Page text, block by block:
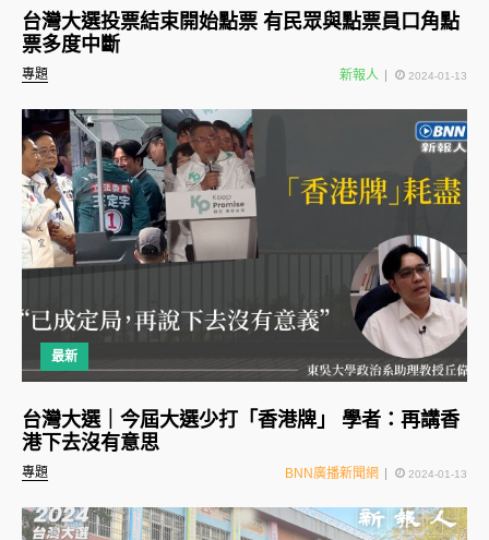
專題
台灣大選投票結束開始點票 有民眾與點票員口角點
票多度中斷
新報人 2024-01-13
最新
專題
台灣大選｜今屆大選少打「香港牌」 學者：再講香
港下去沒有意思
BNN廣播新聞網 2024-01-13